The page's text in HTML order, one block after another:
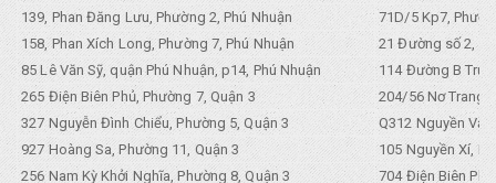
139, Phan Đăng Lưu, Phường 2, Phú Nhuận
71D/5 Kp7,
158, Phan Xích Long, Phường 7, Phú Nhuận
21 Đường số 2,
85 Lê Văn Sỹ, quận Phú Nhuận, p14, Phú Nhuận
114 Đường B
265 Điện Biên Phủ, Phường 7, Quận 3
204/56 Nơ Trang
327 Nguyễn Đình Chiểu, Phường 5, Quận 3
Q312 Nguyền
927 Hoàng Sa, Phường 11, Quận 3
105 Nguyền Xí,
256 Nam Kỳ Khởi Nghĩa, Phường 8, Quận 3
704 Điện Biên